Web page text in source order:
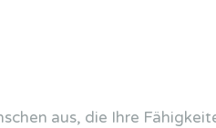
aus, die Ihre